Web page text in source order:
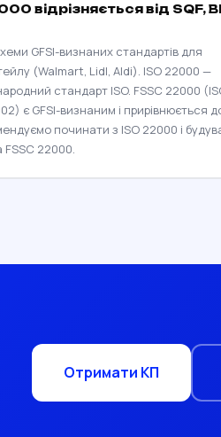
відрізняється від SQF,
GFSI-визнаних стандартів для
(Walmart, Lidl, Aldi). ISO 22000 —
стандарт ISO. FSSC 22000
є GFSI-визнаним і прирівнюється
починати з ISO 22000 і
22000.
Отримати КП